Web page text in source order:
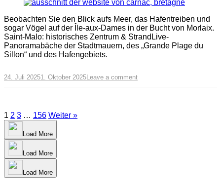
Beobachten Sie den Blick aufs Meer, das Hafentreiben und
sogar Vögel auf der Île-aux-Dames in der Bucht von Morlaix.
Saint-Malo: historisches Zentrum & StrandLive-
Panoramabäche der Stadtmauern, des „Grande Plage du
Sillon“ und des Hafengebiets.
24. Juli 20251. Oktober 2025Leave a comment
1 2 3 … 156 Weiter »
Load More
Load More
Load More